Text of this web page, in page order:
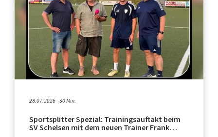
28.07.2026 - 30 Min.
Sportsplitter Spezial: Trainingsauftakt beim
SV Schelsen mit dem neuen Trainer Frank